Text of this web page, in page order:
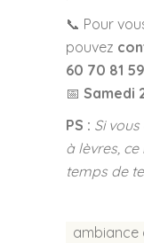
📞 Pour
pouvez
60 70 81 59
📅 Samedi
PS : Si
à lèvres, ce
temps de
ambiance